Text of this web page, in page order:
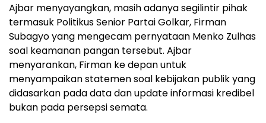
Ajbar menyayangkan, masih adanya segilintir pihak
termasuk Politikus Senior Partai Golkar, Firman
Subagyo yang mengecam pernyataan Menko Zulhas
soal keamanan pangan tersebut. Ajbar
menyarankan, Firman ke depan untuk
menyampaikan statemen soal kebijakan publik yang
didasarkan pada data dan update informasi kredibel
bukan pada persepsi semata.